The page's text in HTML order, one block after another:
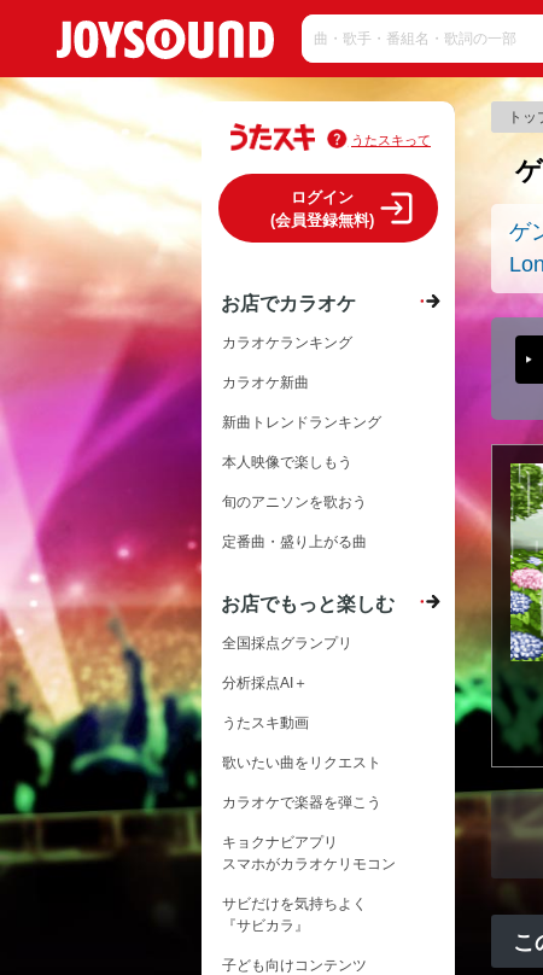
トッ
ゲ
こ
うたスキって
ログイン
(会員登録無料)
お店でカラオケ
カラオケランキング
カラオケ新曲
新曲トレンドランキング
本人映像で楽しもう
旬のアニソンを歌おう
定番曲・盛り上がる曲
お店でもっと楽しむ
全国採点グランプリ
分析採点AI＋
うたスキ動画
歌いたい曲をリクエスト
カラオケで楽器を弾こう
キョクナビアプリ
スマホがカラオケリモコン
サビだけを気持ちよく
『サビカラ』
子ども向けコンテンツ